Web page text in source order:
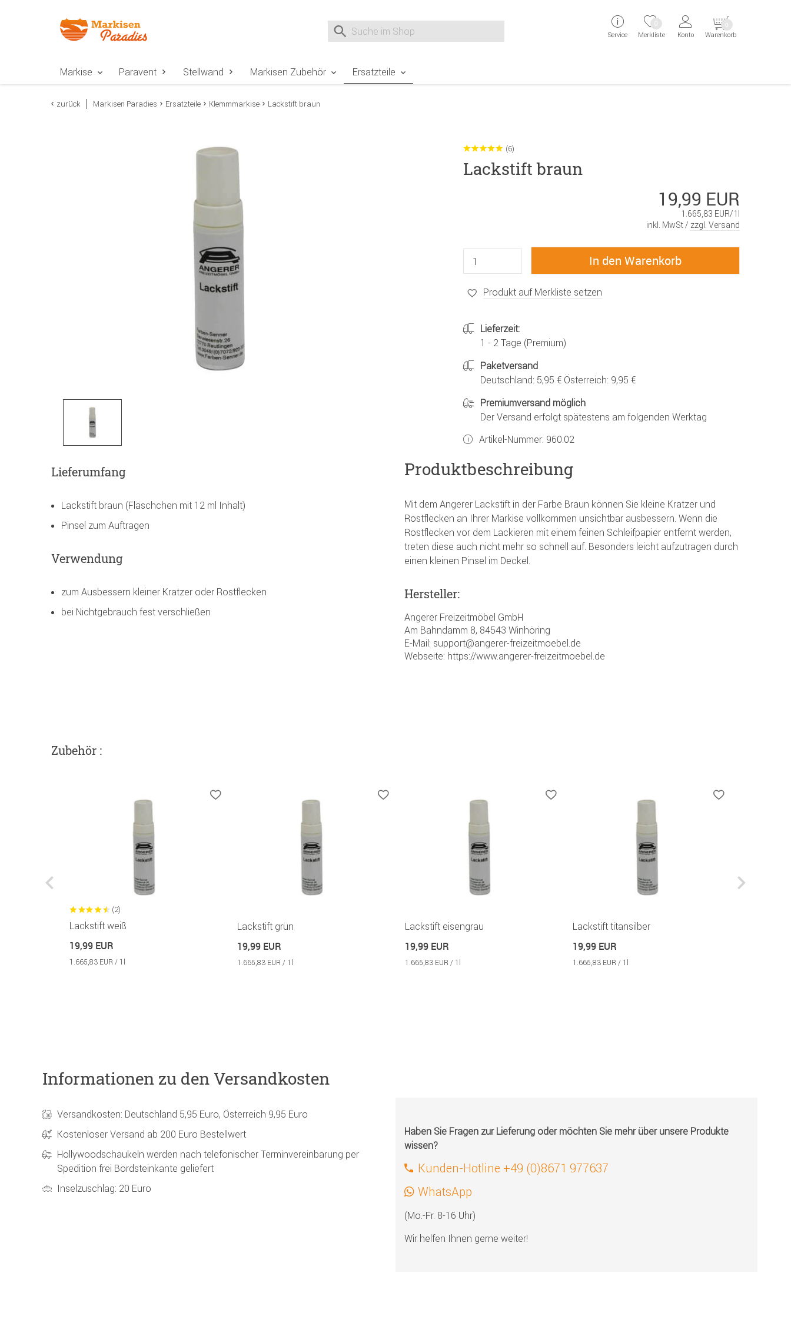
Suche nach
Service Merkliste
0
Konto Warenkorb
0
Markise Paravent Stellwand Markisen Zubehör Ersatzteile
zurück Markisen Paradies Ersatzteile Klemmmarkise Lackstift braun
(6)
Lackstift braun
19,99 EUR
1.665,83 EUR/1l
inkl. MwSt / zzgl. Versand
Produkt auf Merkliste setzen
Lieferzeit:
1 - 2 Tage (Premium)
Paketversand
Deutschland: 5,95 € Österreich: 9,95 €
Premiumversand möglich
Der Versand erfolgt spätestens am folgenden Werktag
Artikel-Nummer: 960.02
Lieferumfang
Lackstift braun (Fläschchen mit 12 ml Inhalt)
Pinsel zum Auftragen
Verwendung
zum Ausbessern kleiner Kratzer oder Rostflecken
bei Nichtgebrauch fest verschließen
Produktbeschreibung
Mit dem Angerer Lackstift in der Farbe Braun können Sie kleine Kratzer und
Rostflecken an Ihrer Markise vollkommen unsichtbar ausbessern. Wenn die
Rostflecken vor dem Lackieren mit einem feinen Schleifpapier entfernt werden,
treten diese auch nicht mehr so schnell auf. Besonders leicht aufzutragen durch
einen kleinen Pinsel im Deckel.
Hersteller:
Angerer Freizeitmöbel GmbH
Am Bahndamm 8, 84543 Winhöring
E-Mail: support@angerer-freizeitmoebel.de
Webseite: https://www.angerer-freizeitmoebel.de
Zubehör :
(2)
Lackstift weiß
19,99 EUR
1.665,83 EUR / 1l
Lackstift grün
19,99 EUR
1.665,83 EUR / 1l
Lackstift eisengrau
19,99 EUR
1.665,83 EUR / 1l
Lackstift titansilber
19,99 EUR
1.665,83 EUR / 1l
Informationen zu den Versandkosten
Versandkosten: Deutschland 5,95 Euro, Österreich 9,95 Euro
Kostenloser Versand ab 200 Euro Bestellwert
Hollywoodschaukeln werden nach telefonischer Terminvereinbarung per
Spedition frei Bordsteinkante geliefert
Inselzuschlag: 20 Euro
Haben Sie Fragen zur Lieferung oder möchten Sie mehr über unsere Produkte
wissen?
Kunden-Hotline +49 (0)8671 977637
WhatsApp
(Mo.-Fr. 8-16 Uhr)
Wir helfen Ihnen gerne weiter!